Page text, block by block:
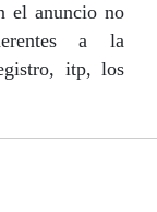
el anuncio no
a la
itp, los